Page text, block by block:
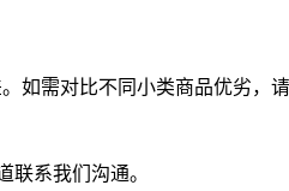
如需对比不同小类商品优劣，
系我们沟通。